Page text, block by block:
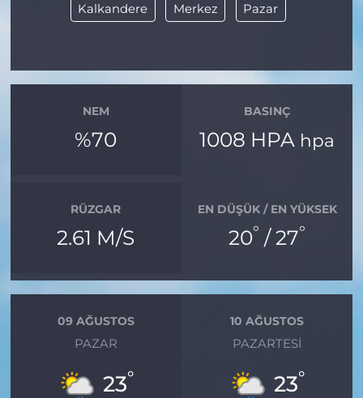
Kalkandere Merkez Pazar
NEM
%70
BASINÇ
1008 HPA hpa
RÜZGAR
2.61 M/S
EN DÜŞÜK / EN YÜKSEK
20° / 27°
09 AĞUSTOS
PAZAR
23°
10 AĞUSTOS
PAZARTESI
23°